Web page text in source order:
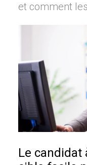
et comment
Le candidat